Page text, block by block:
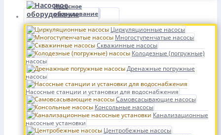
Насосное
оборудование
Циркуляционные насосы
Многоступенчатые насосы
Скважинные насосы
Колодезные (погружные)
насосы
Дренажные погружные
насосы
Насосные станции и установки для водоснабжения
Самовсасывающие насосы
Консольные насосы
Канализационные
насосные установки
Центробежные насосы